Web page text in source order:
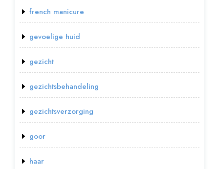
french manicure
gevoelige huid
gezicht
gezichtsbehandeling
gezichtsverzorging
goor
haar